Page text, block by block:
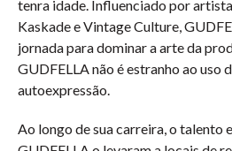
tenra idade. Influenciado por
Kaskade e Vintage Culture,
jornada para dominar a arte da
GUDFELLA não é estranho ao uso
autoexpressão.
Ao longo de sua carreira, o talento